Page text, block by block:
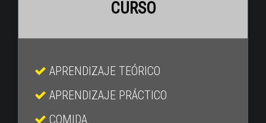
CURSO
APRENDIZAJE TEÓRICO
APRENDIZAJE PRÁCTICO
COMIDA